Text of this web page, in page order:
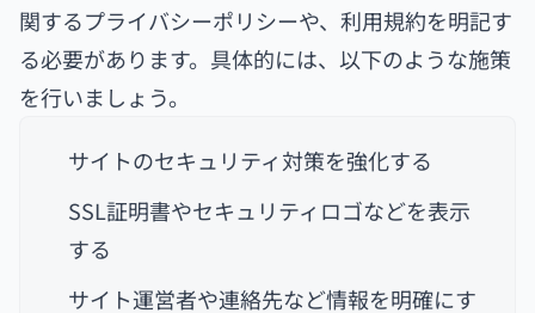
関するプライバシーポリシーや、利用規約を明記す
る必要があります。具体的には、以下のような施策
を行いましょう。
サイトのセキュリティ対策を強化する
SSL証明書やセキュリティロゴなどを表示
する
サイト運営者や連絡先など情報を明確にす